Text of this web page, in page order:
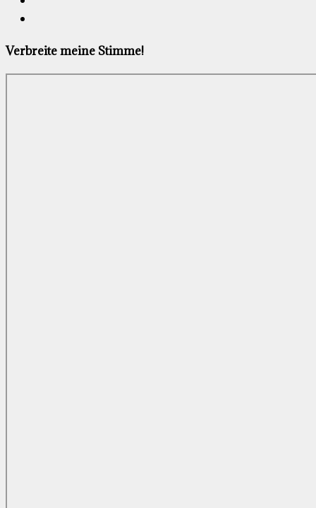
Verbreite meine Stimme!